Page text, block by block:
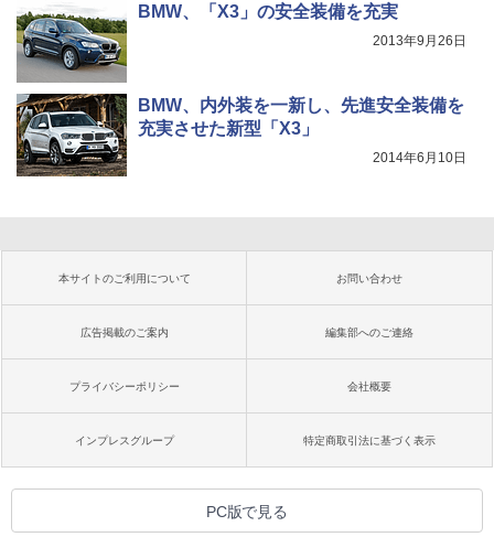
BMW、「X3」の安全装備を充実
2013年9月26日
BMW、内外装を一新し、先進安全装備を
充実させた新型「X3」
2014年6月10日
本サイトのご利用について お問い合わせ
広告掲載のご案内 編集部へのご連絡
プライバシーポリシー 会社概要
インプレスグループ 特定商取引法に基づく表示
PC版で見る